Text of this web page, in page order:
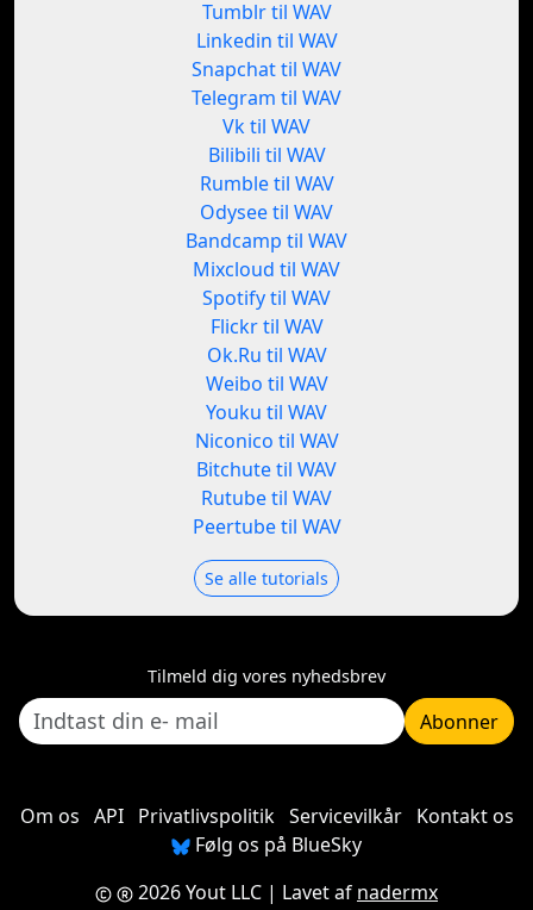
Tumblr til WAV
Linkedin til WAV
Snapchat til WAV
Telegram til WAV
Vk til WAV
Bilibili til WAV
Rumble til WAV
Odysee til WAV
Bandcamp til WAV
Mixcloud til WAV
Spotify til WAV
Flickr til WAV
Ok.Ru til WAV
Weibo til WAV
Youku til WAV
Niconico til WAV
Bitchute til WAV
Rutube til WAV
Peertube til WAV
Se alle tutorials
Tilmeld dig vores nyhedsbrev
Abonner
Om os API Privatlivspolitik Servicevilkår
Kontakt os
Følg os på BlueSky
2026 Yout LLC | Lavet af nadermx